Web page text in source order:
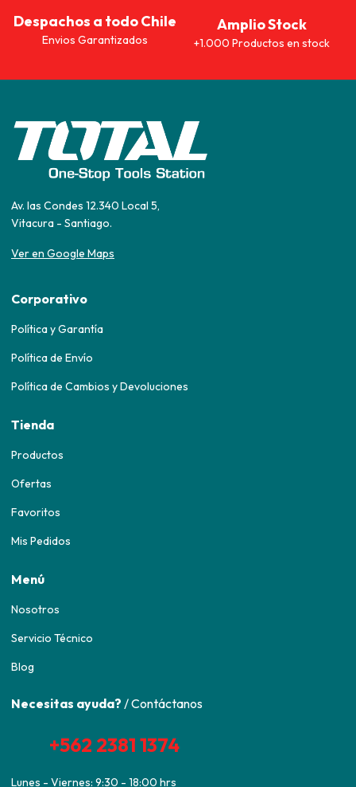
Despachos a todo Chile
Envios Garantizados
Amplio Stock
+1.000 Productos en stock
Av. las Condes 12.340 Local 5,
Vitacura - Santiago.
Ver en Google Maps
Corporativo
Política y Garantía
Política de Envío
Política de Cambios y Devoluciones
Tienda
Productos
Ofertas
Favoritos
Mis Pedidos
Menú
Nosotros
Servicio Técnico
Blog
Necesitas ayuda? / Contáctanos
+562 2381 1374
Lunes - Viernes: 9:30 - 18:00 hrs